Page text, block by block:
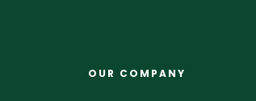
OUR COMPANY